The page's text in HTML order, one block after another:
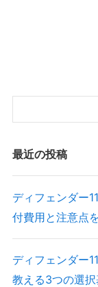
最近の投稿
ディフェンダー
付費用と注意点
ディフェンダー
教える3つの選